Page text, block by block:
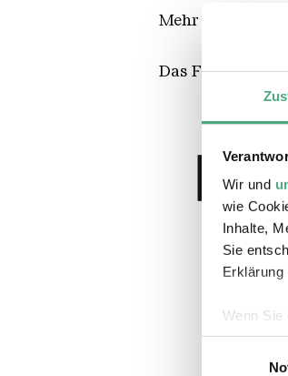
Wir und
wie
Inhalte,
Sie
Wenn Sie
Ihr
Mehr über das
Das Festival ist